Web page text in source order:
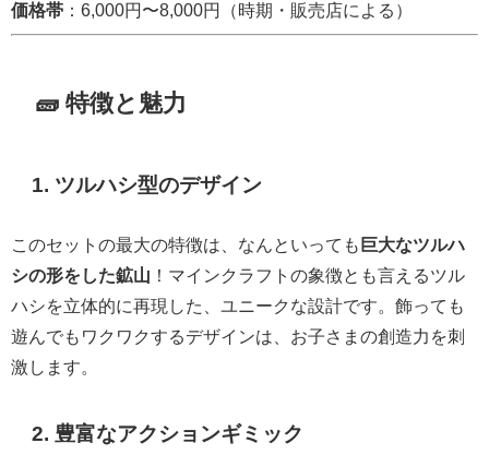
価格帯 ：6,000円〜8,000円（時期・販売店による）
🧱 特徴と魅力
1. ツルハシ型のデザイン
このセットの最大の特徴は、なんといっても 巨大なツルハ
シの形をした鉱山 ！マインクラフトの象徴とも言えるツル
ハシを立体的に再現した、ユニークな設計です。飾っても
遊んでもワクワクするデザインは、お子さまの創造力を刺
激します。
2. 豊富なアクションギミック